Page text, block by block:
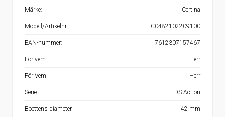
Märke: Certina
Modell/Artikelnr.: C0482102209100
EAN-nummer: 7612307157467
För vem Herr
För Vem Herr
Serie DS Action
Boettens diameter 42 mm